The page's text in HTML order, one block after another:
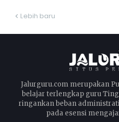
Lebih baru
Jalurguru.com merupakan
belajar terlengkap guru
ringankan beban
pada esensi